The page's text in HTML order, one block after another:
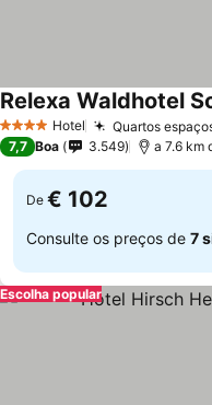
4 EstrelasHotel Quartos
Relexa Waldhotel
7,7 Boa 3.549 a 7.6 km
De € 102
Consulte os preços de 7
Escolha popular